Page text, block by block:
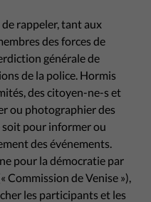
rappeler, tant aux
des forces de
générale de
de la police. Hormis
des citoyen-ne-s et
ou photographier des
pour informer ou
des événements.
pour la démocratie par
Commission de Venise »),
les participants et les